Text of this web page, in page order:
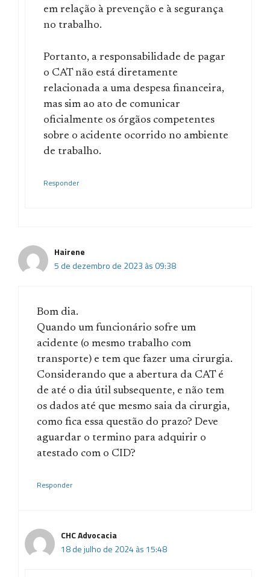
em relação à prevenção e à segurança
no trabalho.
Portanto, a responsabilidade de pagar
o CAT não está diretamente
relacionada a uma despesa financeira,
mas sim ao ato de comunicar
oficialmente os órgãos competentes
sobre o acidente ocorrido no ambiente
de trabalho.
Responder
Hairene
5 de dezembro de 2023 às 09:38
Bom dia.
Quando um funcionário sofre um
acidente (o mesmo trabalho com
transporte) e tem que fazer uma cirurgia.
Considerando que a abertura da CAT é
de até o dia útil subsequente, e não tem
os dados até que mesmo saia da cirurgia,
como fica essa questão do prazo? Deve
aguardar o termino para adquirir o
atestado com o CID?
Responder
CHC Advocacia
18 de julho de 2024 às 15:48